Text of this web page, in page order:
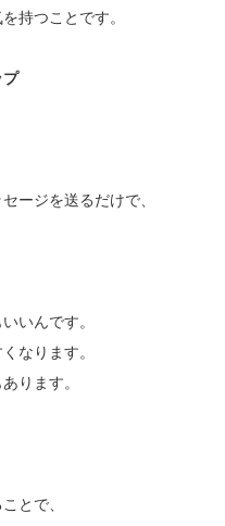
持つことです。
プ
ージを送るだけで、
いんです。
なります。
ります。
とで、